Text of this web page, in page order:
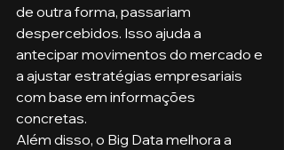
de outra forma, passariam
despercebidos. Isso ajuda a
antecipar movimentos do mercado e
a ajustar estratégias empresariais
com base em informações
concretas.
Além disso, o Big Data melhora a